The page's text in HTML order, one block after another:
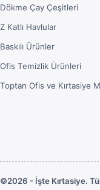
Dökme Çay Çeşitleri
Z Katlı Havlular
Baskılı Ürünler
Ofis Temizlik Ürünleri
Toptan Ofis ve Kırtasiye
©2026 - İşte Kırtasiye.